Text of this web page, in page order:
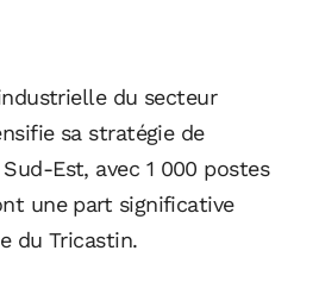
du secteur
sa stratégie de
Est, avec 1 000 postes
une part significative
du Tricastin.